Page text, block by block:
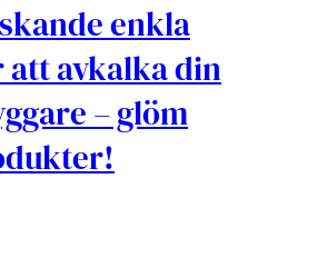
enkla
avkalka din
– glöm